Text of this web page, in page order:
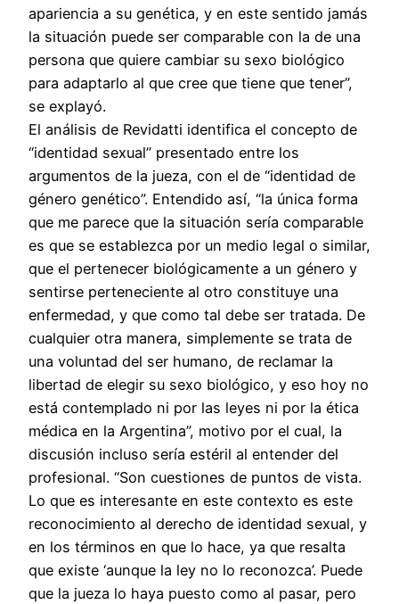
apariencia a su genética, y en este sentido jamás
la situación puede ser comparable con la de una
persona que quiere cambiar su sexo biológico
para adaptarlo al que cree que tiene que tener”,
se explayó.
El análisis de Revidatti identifica el concepto de
“identidad sexual” presentado entre los
argumentos de la jueza, con el de “identidad de
género genético”. Entendido así, “la única forma
que me parece que la situación sería comparable
es que se establezca por un medio legal o similar,
que el pertenecer biológicamente a un género y
sentirse perteneciente al otro constituye una
enfermedad, y que como tal debe ser tratada. De
cualquier otra manera, simplemente se trata de
una voluntad del ser humano, de reclamar la
libertad de elegir su sexo biológico, y eso hoy no
está contemplado ni por las leyes ni por la ética
médica en la Argentina”, motivo por el cual, la
discusión incluso sería estéril al entender del
profesional. “Son cuestiones de puntos de vista.
Lo que es interesante en este contexto es este
reconocimiento al derecho de identidad sexual, y
en los términos en que lo hace, ya que resalta
que existe ‘aunque la ley no lo reconozca’. Puede
que la jueza lo haya puesto como al pasar, pero